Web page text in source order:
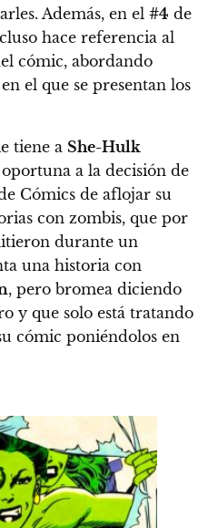
Además, en el #4 de
hace referencia al
cómic, abordando
el que se presentan los
tiene a She-Hulk
a la decisión de
Cómics de aflojar su
con zombis, que por
durante un
una historia con
, pero bromea diciendo
y que solo está tratando
cómic poniéndolos en